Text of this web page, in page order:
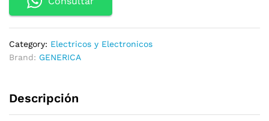
Category: Electricos y Electronicos
Brand: GENERICA
Descripción